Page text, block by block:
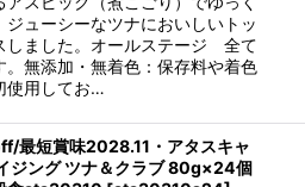
ジューシーなツナにおいしいトッ
しました。オールステージ 全て
。無添加・無着色：保存料や着色
使用してお…
最短賞味2028.11・アタスキャ
ジング ツナ＆クラブ 80g×24個